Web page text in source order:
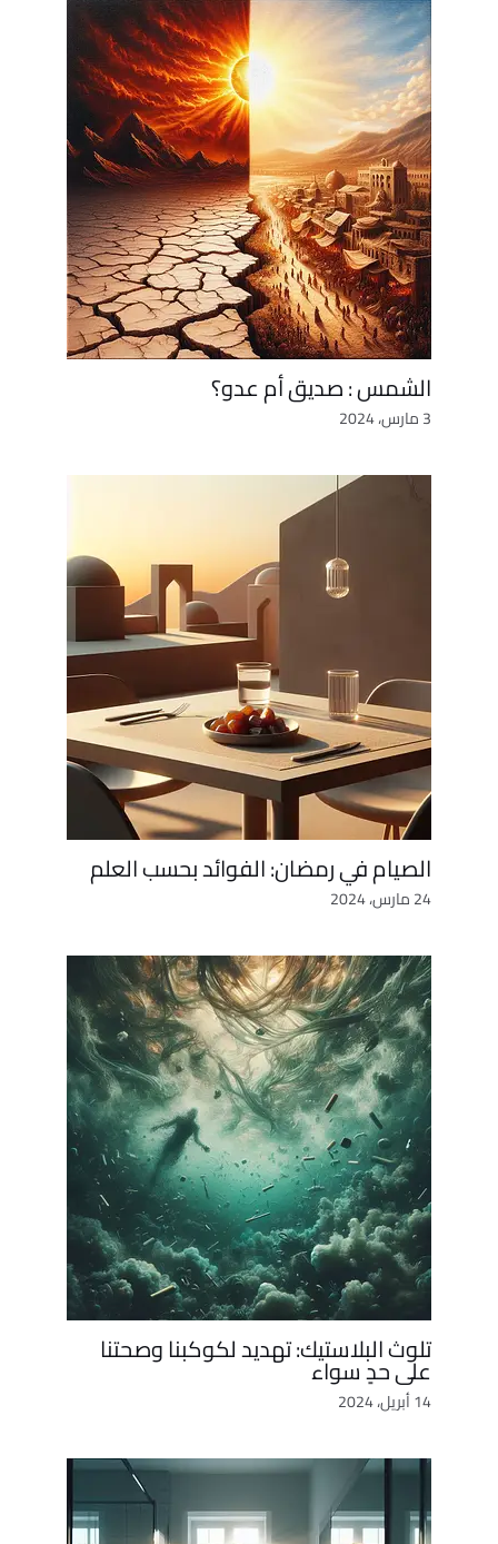
الشمس : صديق أم عدو؟
3 مارس، 2024
الصيام في رمضان: الفوائد بحسب العلم
24 مارس، 2024
تلوث البلاستيك: تهديد لكوكبنا وصحتنا
على حدٍ سواء
14 أبريل، 2024